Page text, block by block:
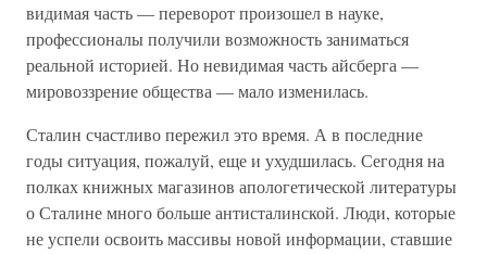
видимая часть — переворот произошел в науке,
профессионалы получили возможность заниматься
реальной историей. Но невидимая часть айсберга —
мировоззрение общества — мало изменилась.
Сталин счастливо пережил это время. А в последние
годы ситуация, пожалуй, еще и ухудшилась. Сегодня на
полках книжных магазинов апологетической литературы
о Сталине много больше антисталинской. Люди, которые
не успели освоить массивы новой информации, ставшие